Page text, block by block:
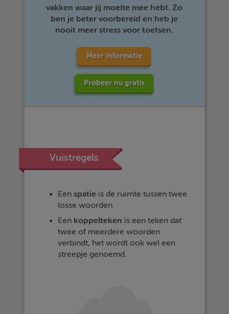
vakken waar jij moeite mee hebt. Zo
ben je beter voorbereid en heb je
nooit meer stress voor toetsen.
Meer informatie
Probeer nu gratis
Vuistregels
Eenspatie is de ruimte tussen twee
losse woorden.
Een koppelteken is een teken dat
twee of meerdere woorden
verbindt, het wordt ook wel een
streepje genoemd.